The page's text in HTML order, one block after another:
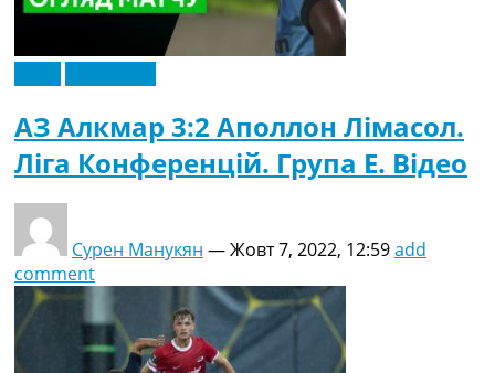
АЗ Алкмар 3:2 Аполлон Лімасол.
Ліга Конференцій. Група E. Відео
Сурен Манукян —Жовт 7, 2022, 12:59add
comment